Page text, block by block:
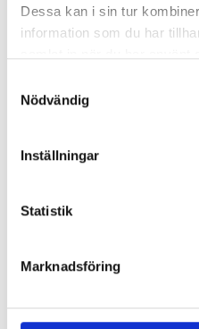
Dessa kan i sin tur
information som du har
Nödvändig
Inställningar
Statistik
Marknadsföring